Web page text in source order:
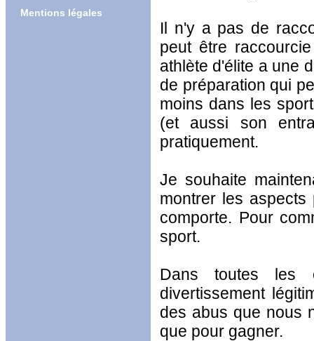
Mentions légales
Il n'y a pas de
peut être
athlète d'élite a une
de préparation qui
moins dans les
(et aussi son
pratiquement.
Je souhaite
montrer les
comporte. Pour
sport.
Dans toutes les
divertissement
des abus que nous
que pour gagner.